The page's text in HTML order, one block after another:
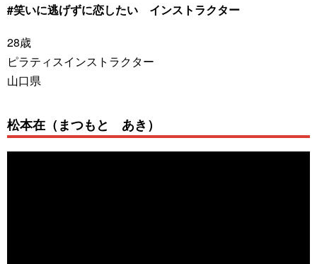
#笑いに逃げずに恋したい インストラクター
28歳
ピラティスインストラクター
山口県
松本在（まつもと あき）